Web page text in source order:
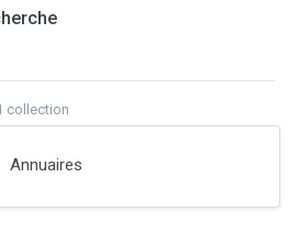
collection
Annuaires